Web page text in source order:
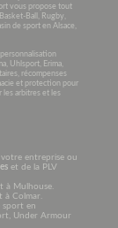
vous propose tout
Ball, Rugby,
de sport en Alsace,
Uhlsport, Erima,
récompenses
et protection pour
les arbitres et les
entreprise ou
et de la PLV
à Mulhouse.
Colmar.
sport en
Under Armour